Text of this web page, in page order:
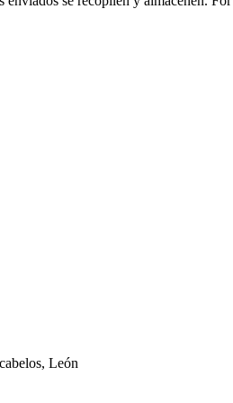
León